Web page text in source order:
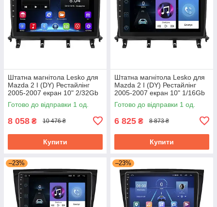
Штатна магнітола Lesko для
Mazda 2 I (DY) Рестайлінг
2005-2007 екран 10" 2/32Gb
Wi-Fi GPS Base Мазда
Готово до відправки 1 од.
8 058 ₴ 10 476 ₴
Купити
Штатна магнітола Lesko для
Mazda 2 I (DY) Рестайлінг
2005-2007 екран 10" 1/16Gb
Wi-Fi GPS Base Мазда
Готово до відправки 1 од.
6 825 ₴ 8 873 ₴
Купити
–23% –23%